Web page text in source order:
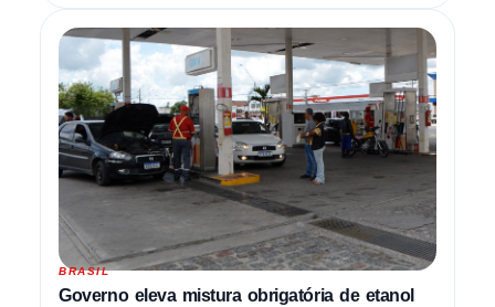
BRASIL
Governo eleva mistura obrigatória de etanol